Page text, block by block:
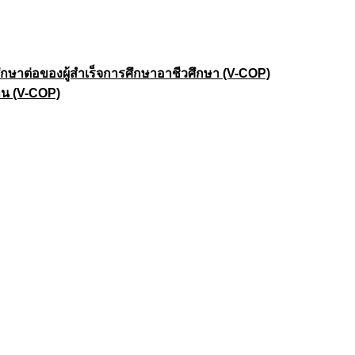
าต่อของผู้สำเร็จการศึกษาอาชีวศึกษา (V-COP)
(V-COP)